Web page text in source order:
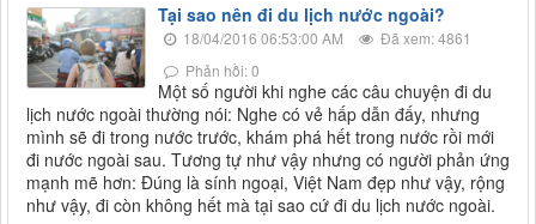
Tại sao nên đi du lịch nước ngoài?
18/04/2016 06:53:00 AM
Đã xem: 4861
Phản hồi: 0
Một số người khi nghe các câu chuyện đi du
lịch nước ngoài thường nói: Nghe có vẻ hấp dẫn đấy, nhưng
mình sẽ đi trong nước trước, khám phá hết trong nước rồi mới
đi nước ngoài sau. Tương tự như vậy nhưng có người phản ứng
mạnh mẽ hơn: Đúng là sính ngoại, Việt Nam đẹp như vậy, rộng
như vậy, đi còn không hết mà tại sao cứ đi du lịch nước ngoài.